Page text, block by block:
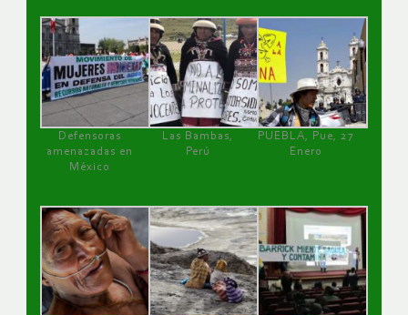
Defensoras
amenazadas en
México
Las Bambas,
Perú
PUEBLA, Pue, 27
Enero